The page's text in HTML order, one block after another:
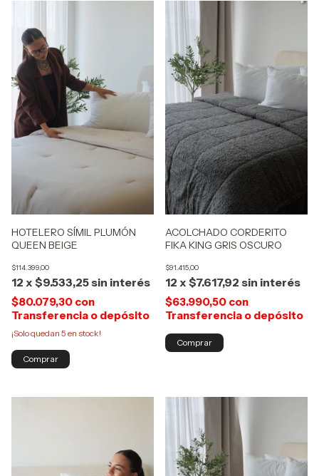
HOTELERO SÍMIL PLUMÓN
QUEEN BEIGE
$114.399,00
12 x $9.533,25sin interés
$80.079,30 con
Transferencia o depósito
¡Solo quedan 5 en stock!
ACOLCHADO CORDERITO
FIKA KING GRIS OSCURO
$91.415,00
12 x $7.617,92 sin interés
$63.990,50 con
Transferencia o depósito